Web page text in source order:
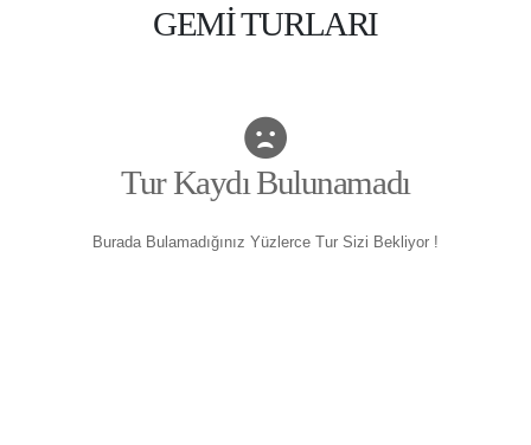
GEMİ TURLARI
Tur Kaydı Bulunamadı
Burada Bulamadığınız Yüzlerce Tur Sizi Bekliyor !